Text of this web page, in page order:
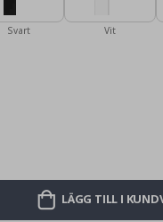
Svart Vit
LÄGG TILL I